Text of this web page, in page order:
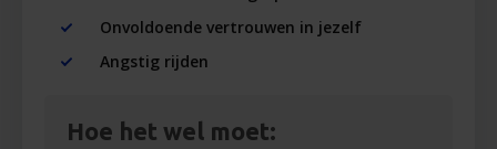
Onvoldoende vertrouwen in jezelf
Angstig rijden
Hoe het wel moet: